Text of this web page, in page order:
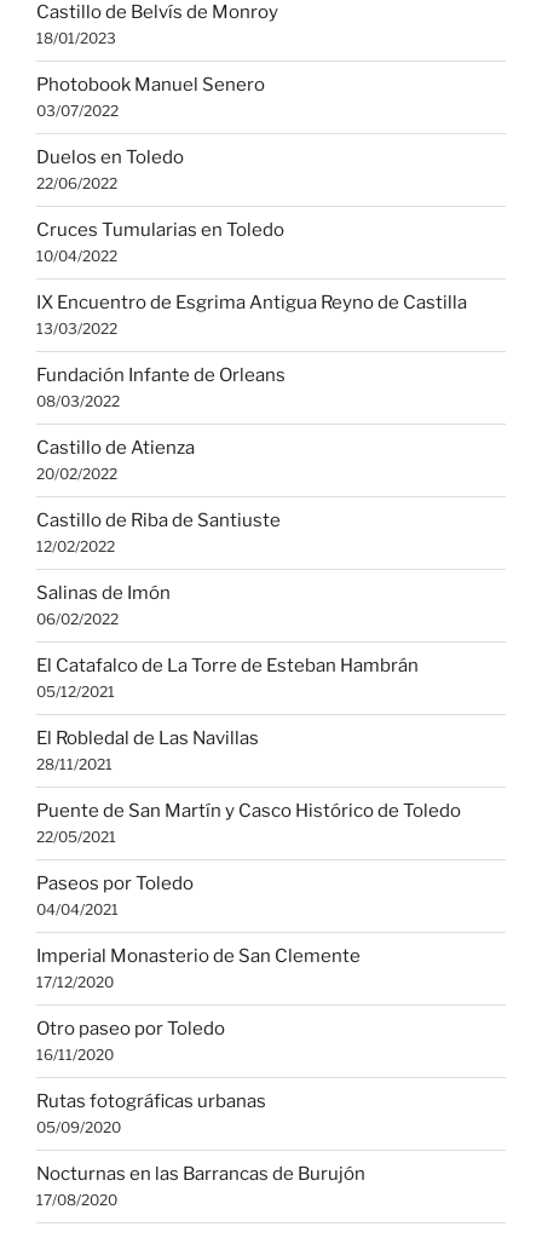
Castillo de Belvís de Monroy
18/01/2023
Photobook Manuel Senero
03/07/2022
Duelos en Toledo
22/06/2022
Cruces Tumularias en Toledo
10/04/2022
IX Encuentro de Esgrima Antigua Reyno de Castilla
13/03/2022
Fundación Infante de Orleans
08/03/2022
Castillo de Atienza
20/02/2022
Castillo de Riba de Santiuste
12/02/2022
Salinas de Imón
06/02/2022
El Catafalco de La Torre de Esteban Hambrán
05/12/2021
El Robledal de Las Navillas
28/11/2021
Puente de San Martín y Casco Histórico de Toledo
22/05/2021
Paseos por Toledo
04/04/2021
Imperial Monasterio de San Clemente
17/12/2020
Otro paseo por Toledo
16/11/2020
Rutas fotográficas urbanas
05/09/2020
Nocturnas en las Barrancas de Burujón
17/08/2020